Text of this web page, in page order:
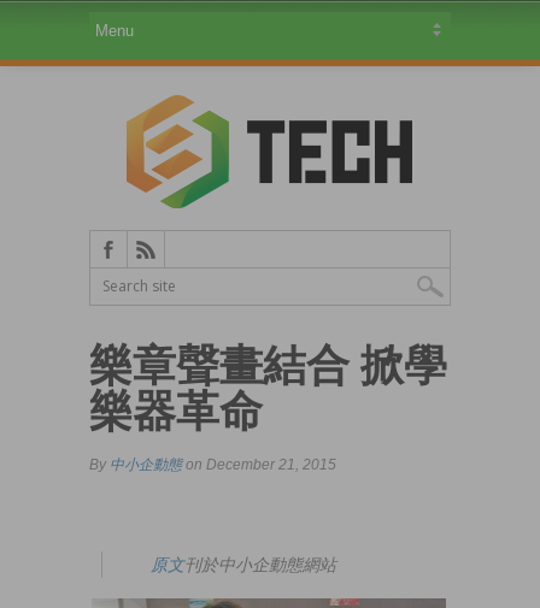
樂章聲畫結合 掀學
樂器革命
By 中小企動態on December 21, 2015
原文刊於中小企動態網站